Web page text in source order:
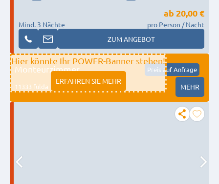
Mind. 3 Nächte
ab 20,00 €
pro Person / Nacht
ZUM ANGEBOT
Hier könnte Ihr POWER-Banner stehen!
ERFAHREN SIE MEHR
Monteurzimmer Preis auf Anfrage
11333 fulda MEHR